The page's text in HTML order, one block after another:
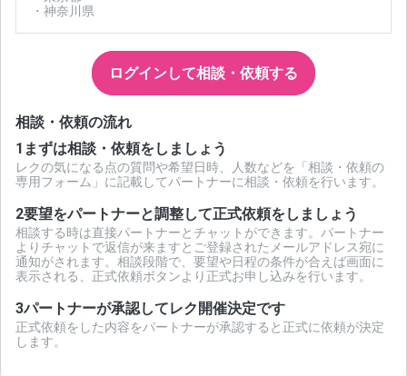
・神奈川県
ログインして相談・依頼する
相談・依頼の流れ
1 まずは相談・依頼をしましょう
レクの気になる点の質問や希望日時、人数などを「相談・依頼の
専用フォーム」に記載してパートナーに相談・依頼を行います。
2要望をパートナーと調整して正式依頼をしましょう
相談する時は直接パートナーとチャットができます。パートナー
よりチャットで返信が来ますとご登録されたメールアドレス宛に
通知がされます。相談段階で、要望や日程の条件が合えば画面に
表示される、正式依頼ボタンより正式お申し込みを行います。
3パートナーが承認してレク開催決定です
正式依頼をした内容をパートナーが承認すると正式に依頼が決定
します。